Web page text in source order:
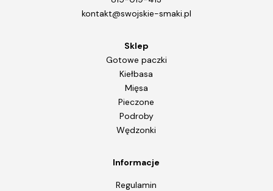
kontakt@swojskie-smaki.pl
Sklep
Gotowe paczki
Kiełbasa
Mięsa
Pieczone
Podroby
Wędzonki
Informacje
Regulamin